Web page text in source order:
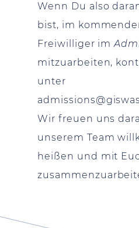
Wenn Du also
bist, im
Freiwilliger im
mitzuarbeiten,
unter
Wir freuen uns
unserem Team
heißen und mit